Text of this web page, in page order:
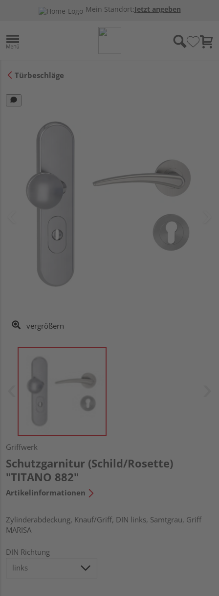
Mein Standort:Jetzt angeben
Türbeschläge
vergrößern
Griffwerk
Schutzgarnitur (Schild/Rosette)
"TITANO 882"
Artikelinformationen
Zylinderabdeckung, Knauf/Griff, DIN links, Samtgrau, Griff
MARISA
DIN Richtung